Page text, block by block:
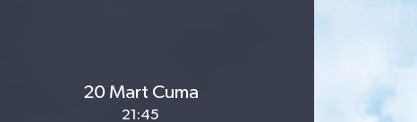
20 Mart Cuma
21:45